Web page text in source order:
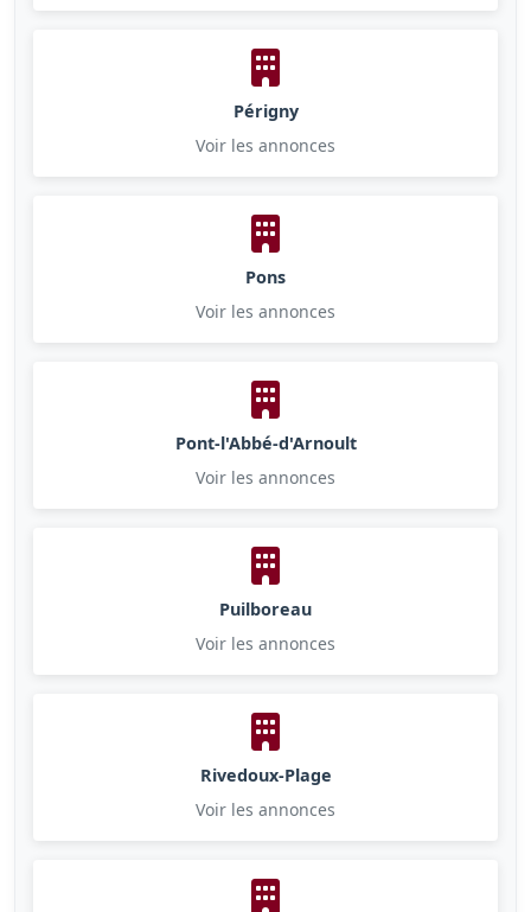
Périgny
Voir les annonces
Pons
Voir les annonces
Pont-l'Abbé-d'Arnoult
Voir les annonces
Puilboreau
Voir les annonces
Rivedoux-Plage
Voir les annonces